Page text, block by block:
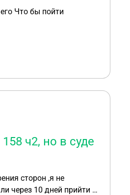
Что бы пойти
ч2, но в суде
сторон ,я не
через 10 дней прийти и